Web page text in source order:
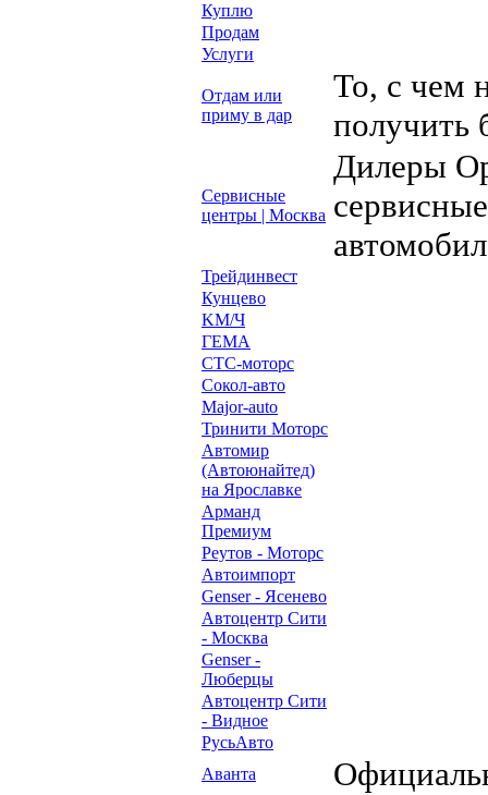
Куплю
Продам
Услуги
Отдам или
приму в дар
То, с чем
получить
Сервисные
центры | Москва
Дилеры
Трейдинвест
Кунцево
KM/Ч
ГЕМА
СТС-моторс
Сокол-авто
Major-auto
Тринити Моторс
Автомир
(Автоюнайтед)
на Ярославке
Арманд
Премиум
Реутов - Моторс
Автоимпорт
Genser - Ясенево
Автоцентр Сити
- Москва
Genser -
Люберцы
Автоцентр Сити
- Видное
РусьАвто
Аванта